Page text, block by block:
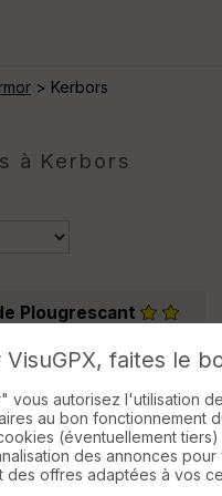
> Kerbors
à Kerbors
Plougrescant
29 km
compte parmi
emblématiques du
Castel Meur,
de granit, devenue l'une
La boucle
faites le
vous autorisez l'utilisation
au bon fonctionnement
(éventuellement
des annonces pour
offres adaptées à vos